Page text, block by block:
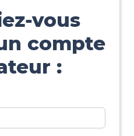
vous
compte
: